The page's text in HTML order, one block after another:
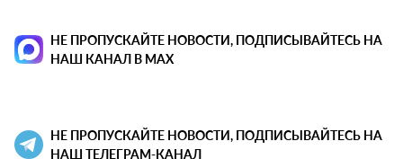
НЕ ПРОПУСКАЙТЕ НОВОСТИ, ПОДПИСЫВАЙТЕСЬ НА
НАШ КАНАЛ В MAX
НЕ ПРОПУСКАЙТЕ НОВОСТИ, ПОДПИСЫВАЙТЕСЬ НА
НАШ ТЕЛЕГРАМ-КАНАЛ